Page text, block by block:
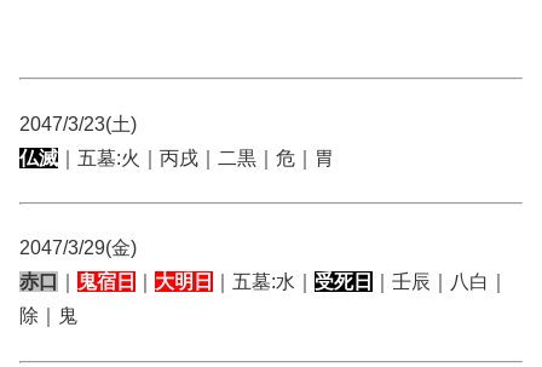
2047/3/23(土)
仏滅 ｜五墓:火｜丙戌｜二黒｜危｜胃
2047/3/29(金)
赤口
鬼宿日 大明日 ｜五墓:水｜ 受死日
｜壬辰｜八白｜
除｜鬼